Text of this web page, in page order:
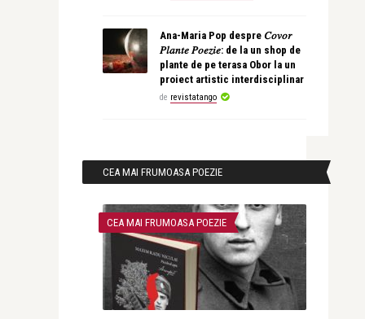
Ana-Maria Pop despre 𝐶𝑜𝑣𝑜𝑟
𝑃𝑙𝑎𝑛𝑡𝑒 𝑃𝑜𝑒𝑧𝑖𝑒: de la un shop de
plante de pe terasa Obor la un
proiect artistic interdisciplinar
de revistatango
CEA MAI FRUMOASA POEZIE
CEA MAI FRUMOASA POEZIE